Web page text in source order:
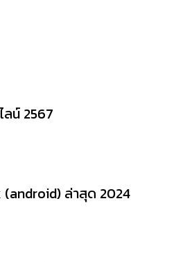
ลน์ 2567
(android) ล่าสุด 2024